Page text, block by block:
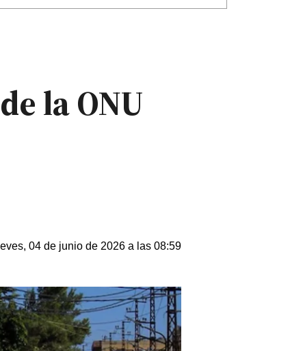
la ONU
04 de junio de 2026 a las 08:59